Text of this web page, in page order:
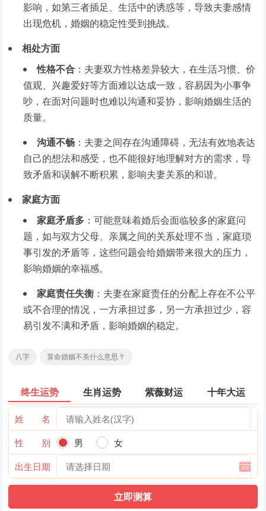
影响，如第三者插足、生活中的诱惑等，导致夫妻感情
出现危机，婚姻的稳定性受到挑战。
相处方面
性格不合 ：夫妻双方性格差异较大，在生活习惯、价
值观、兴趣爱好等方面难以达成一致，容易因为小事争
吵，在面对问题时也难以沟通和妥协，影响婚姻生活的
质量。
沟通不畅 ：夫妻之间存在沟通障碍，无法有效地表达
自己的想法和感受，也不能很好地理解对方的需求，导
致矛盾和误解不断积累，影响夫妻关系的和谐。
家庭方面
家庭矛盾多 ：可能意味着婚后会面临较多的家庭问
题，如与双方父母、亲属之间的关系处理不当，家庭琐
事引发的矛盾等，这些问题会给婚姻带来很大的压力，
影响婚姻的幸福感。
家庭责任失衡 ：夫妻在家庭责任的分配上存在不公平
或不合理的情况，一方承担过多，另一方承担过少，容
易引发不满和矛盾，影响婚姻的稳定。
八字 算命婚姻不美什么意思？
终生运势 生肖运势 紫薇财运 十年大运
姓 名
性 别
男
女
出生日期